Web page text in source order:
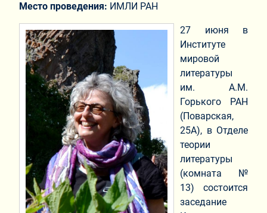
Место проведения: ИМЛИ РАН
27 июня в
Институте
мировой
литературы
им. А.М.
Горького РАН
(Поварская,
25А), в Отделе
теории
литературы
(комната №
13) состоится
заседание